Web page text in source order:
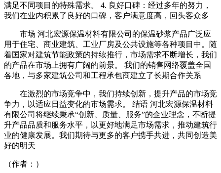
满足不同项目的特殊需求。 4. 良好口碑：经过多年的努力，
我们在业内积累了良好的口碑，客户满意度高，回头客众多
市场 河北宏源保温材料有限公司的保温砂浆产品广泛应
用于住宅、商业建筑、工业厂房及公共设施等各种项目中。随
着国家对建筑节能政策的持续推行，市场需求不断增长，我们
的产品在市场上拥有广阔的前景。 我们的销售网络覆盖全国
各地，与多家建筑公司和工程承包商建立了长期合作关系
在激烈的市场竞争中，我们持续创新，提升产品的市场竞
争力，以适应日益变化的市场需求。 结语 河北宏源保温材料
有限公司将继续秉承“创新、质量、服务”的企业理念，不断提
升产品品质和服务水平，以更好地满足市场需求，推动建筑行
业的健康发展。我们期待与更多的客户携手共进，共同创造美
好的明天
（作者：）